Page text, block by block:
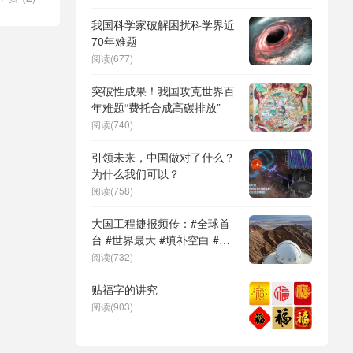
形机器人、苏超、票根经济、
育儿补贴、科学素养、网络生
态治理
我国科学家破解困扰科学界近
70年难题
阅读(677)
突破性成果！我国攻克世界百
年难题“费托合成高碳排放”
阅读(740)
引领未来，中国做对了什么？
为什么我们可以？
阅读(758)
大国工程捷报频传：#全球首
台 #世界最大 #填补空白 #突
破关键节点
阅读(732)
贴福字的讲究
阅读(903)